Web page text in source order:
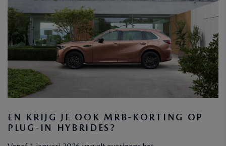
EN KRIJG JE OOK MRB-KORTING OP
PLUG-IN HYBRIDES?